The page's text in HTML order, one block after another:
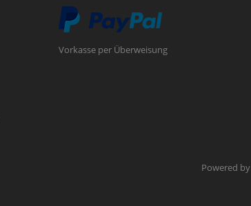
Vorkasse per Überweisung
Powered by